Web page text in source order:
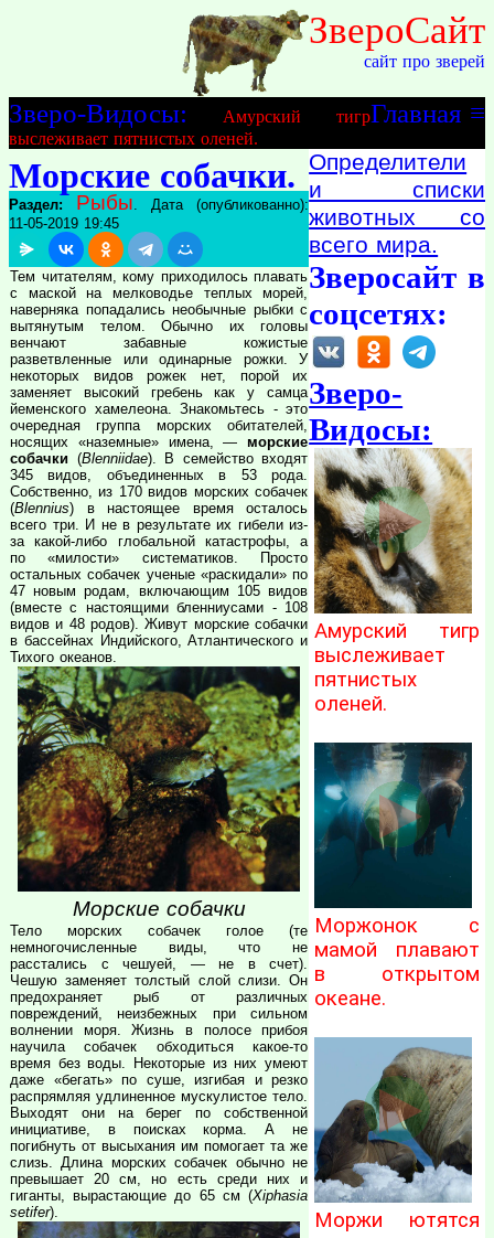
ЗвероСайт
сайт про зверей
≡
Главная
Зверо-Видосы:
Амурский тигр
выслеживает пятнистых оленей.
Морские собачки.
Раздел: Рыбы. Дата (опубликованно):
11-05-2019 19:45
Тем читателям, кому приходилось плавать
с маской на мелководье теплых морей,
наверняка попадались необычные рыбки с
вытянутым телом. Обычно их головы
венчают забавные кожистые
разветвленные или одинарные рожки. У
некоторых видов рожек нет, порой их
заменяет высокий гребень как у самца
йеменского хамелеона. Знакомьтесь - это
очередная группа морских обитателей,
носящих «наземные» имена, —морские
собачки (Blenniidae). В семейство входят
345 видов, объединенных в 53 рода.
Собственно, из 170 видов морских собачек
(Blennius) в настоящее время осталось
всего три. И не в результате их гибели из-
за какой-либо глобальной катастрофы, а
по «милости» систематиков. Просто
остальных собачек ученые «раскидали» по
47 новым родам, включающим 105 видов
(вместе с настоящими бленниусами - 108
видов и 48 родов). Живут морские собачки
в бассейнах Индийского, Атлантического и
Тихого океанов.
Морские собачки
Тело морских собачек голое (те
немногочисленные виды, что не
расстались с чешуей, — не в счет).
Чешую заменяет толстый слой слизи. Он
предохраняет рыб от различных
повреждений, неизбежных при сильном
волнении моря. Жизнь в полосе прибоя
научила собачек обходиться какое-то
время без воды. Некоторые из них умеют
даже «бегать» по суше, изгибая и резко
распрямляя удлиненное мускулистое тело.
Выходят они на берег по собственной
инициативе, в поисках корма. А не
погибнуть от высыхания им помогает та же
слизь. Длина морских собачек обычно не
превышает 20 см, но есть среди них и
гиганты, вырастающие до 65 см (Xiphasia
setifer).
Определители
и списки
животных со
всего мира.
Зверосайт в
соцсетях:
Зверо-
Видосы:
Амурский тигр
выслеживает
пятнистых
оленей.
Моржонок с
мамой плавают
в открытом
океане.
Моржи ютятся